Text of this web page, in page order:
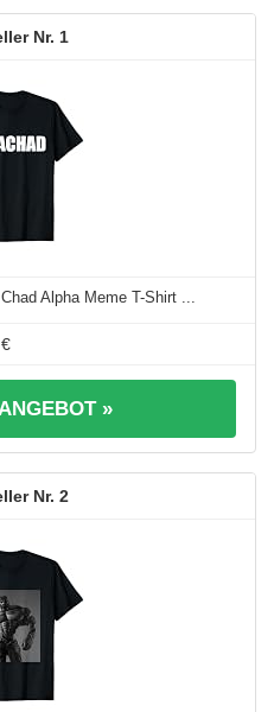
1
Alpha Meme T-Shirt ...
»
2